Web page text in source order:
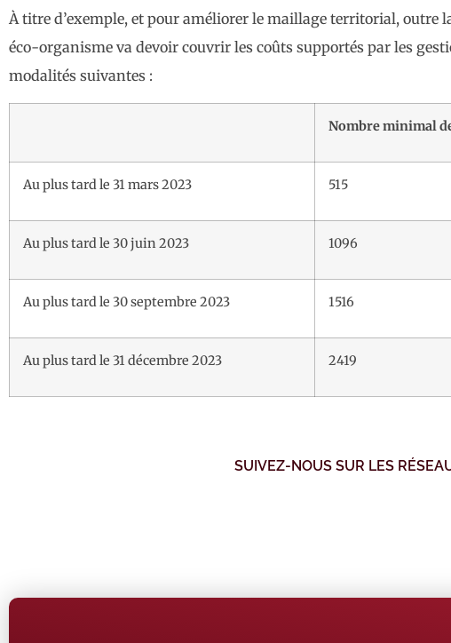
À titre d’exemple, et pour améliorer le maillage territorial, outre
éco-organisme va devoir couvrir les coûts supportés par les
modalités suivantes :
Nombre minimal
Au plus tard le 31 mars 2023 515
Au plus tard le 30 juin 2023 1096
Au plus tard le 30 septembre 2023 1516
Au plus tard le 31 décembre 2023 2419
SUIVEZ-NOUS SUR LES